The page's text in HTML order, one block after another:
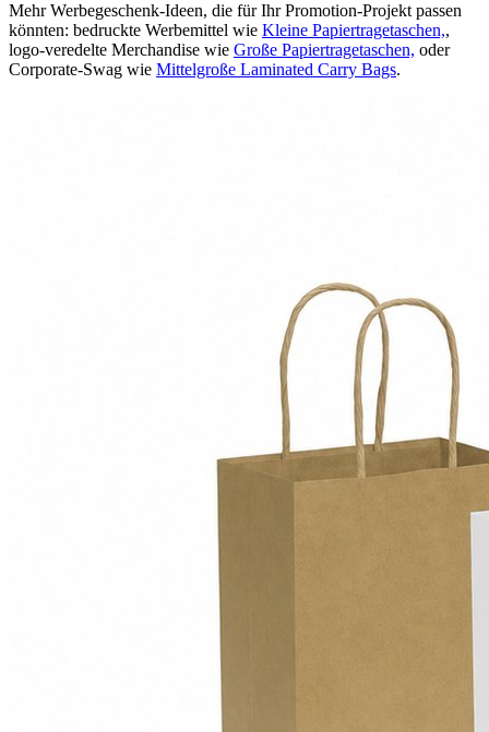
Mehr Werbegeschenk-Ideen, die für Ihr Promotion-Projekt passen
könnten: bedruckte Werbemittel wie Kleine Papiertragetaschen,,
logo-veredelte Merchandise wie Große Papiertragetaschen, oder
Corporate-Swag wie Mittelgroße Laminated Carry Bags.